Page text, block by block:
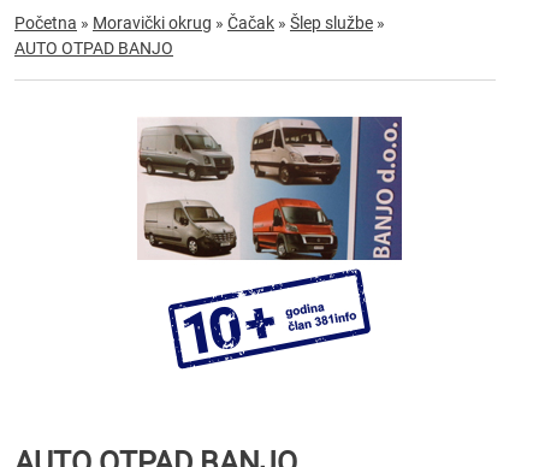
Početna » Moravički okrug » Čačak » Šlep službe »
AUTO OTPAD BANJO